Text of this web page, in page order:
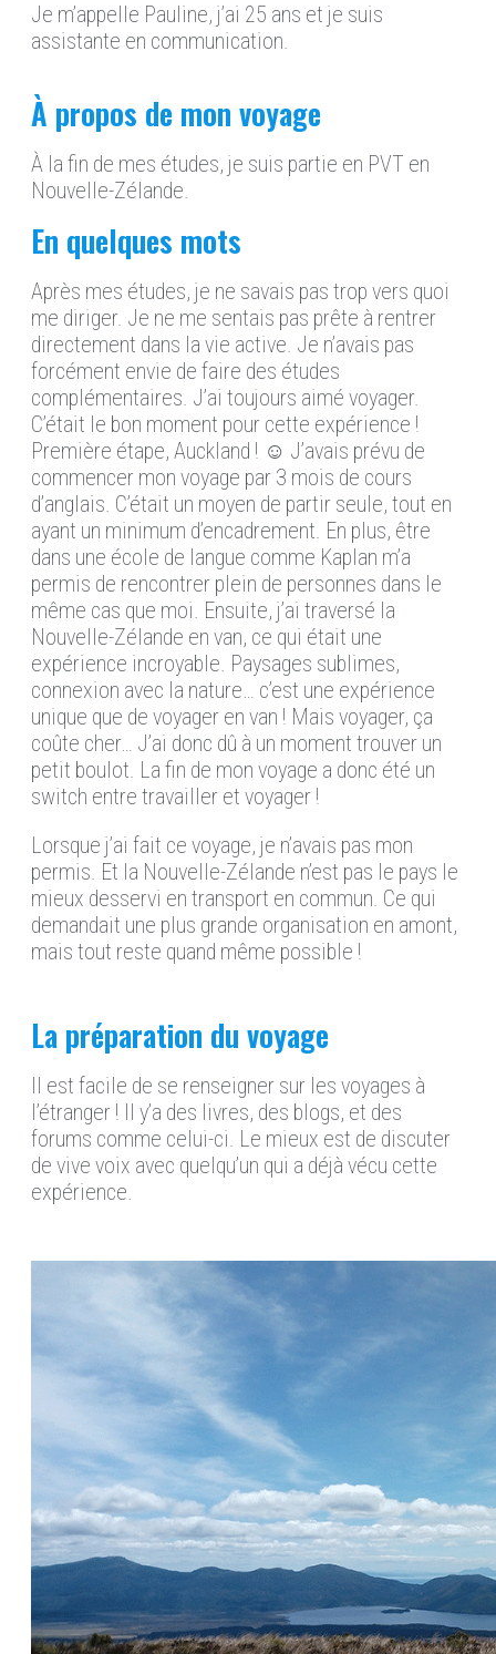
Je m’appelle Pauline, j’ai 25 ans et je suis
assistante en communication.
À propos de mon voyage
À la fin de mes études, je suis partie en PVT en
Nouvelle-Zélande.
En quelques mots
Après mes études, je ne savais pas trop vers quoi
me diriger. Je ne me sentais pas prête à rentrer
directement dans la vie active. Je n’avais pas
forcément envie de faire des études
complémentaires. J’ai toujours aimé voyager.
C’était le bon moment pour cette expérience !
Première étape, Auckland ! ☺️ J’avais prévu de
commencer mon voyage par 3 mois de cours
d’anglais. C’était un moyen de partir seule, tout en
ayant un minimum d’encadrement. En plus, être
dans une école de langue comme Kaplan m’a
permis de rencontrer plein de personnes dans le
même cas que moi. Ensuite, j’ai traversé la
Nouvelle-Zélande en van, ce qui était une
expérience incroyable. Paysages sublimes,
connexion avec la nature… c’est une expérience
unique que de voyager en van ! Mais voyager, ça
coûte cher… J’ai donc dû à un moment trouver un
petit boulot. La fin de mon voyage a donc été un
switch entre travailler et voyager !
Lorsque j’ai fait ce voyage, je n’avais pas mon
permis. Et la Nouvelle-Zélande n’est pas le pays le
mieux desservi en transport en commun. Ce qui
demandait une plus grande organisation en amont,
mais tout reste quand même possible !
La préparation du voyage
Il est facile de se renseigner sur les voyages à
l’étranger ! Il y’a des livres, des blogs, et des
forums comme celui-ci. Le mieux est de discuter
de vive voix avec quelqu’un qui a déjà vécu cette
expérience.